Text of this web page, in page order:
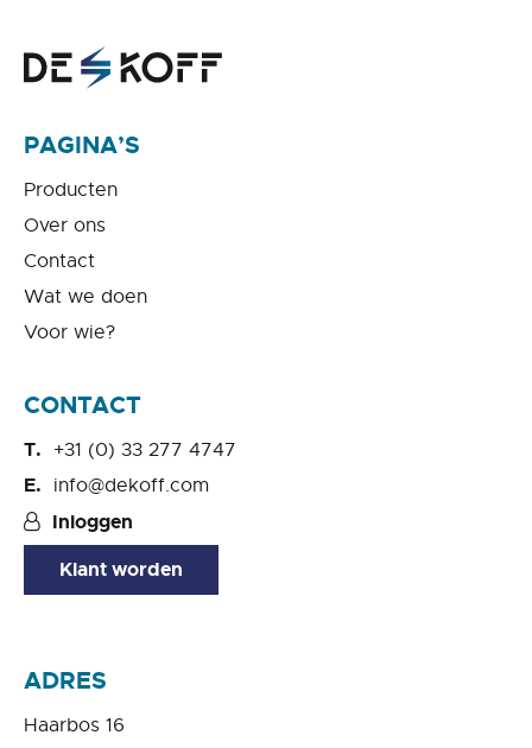
PAGINA’S
Producten
Over ons
Contact
Wat we doen
Voor wie?
CONTACT
+31 (0) 33 277 4747
info@dekoff.com
Inloggen
Klant worden
ADRES
Haarbos 16